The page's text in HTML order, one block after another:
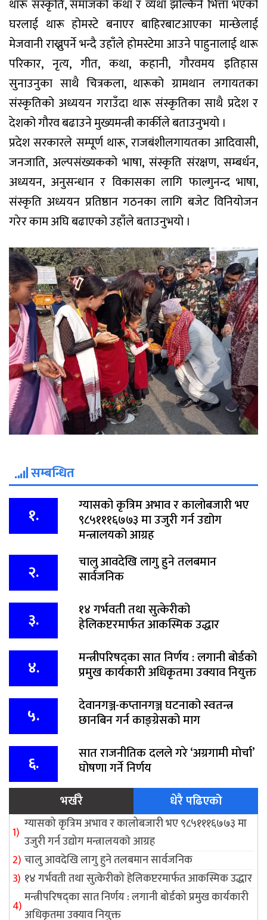
थारू संस्कृति, समाजको कथा र व्यथा झल्किने भित्ता भएको
घरलाई थारू होमस्टे बनाएर बाहिरबाटआएका मान्छेलाई
मेजवानी राख्नुपर्ने भन्दै उहाँले होमस्टेमा आउने पाहुनालाई थारू
परिकार, नृत्य, गीत, कथा, कहानी, गौरवमय इतिहास
सुनाउनुका साथै चित्रकला, थारूको ग्रामथान लगायतका
संस्कृतिको अध्ययन गराउँदा थारू संस्कृतिका साथै प्रदेश र
देशको गौरव बढाउने मुख्यमन्त्री कार्कीले बताउनुभयो ।
प्रदेश सरकारले सम्पूर्ण थारू, राजबंशीलगायतका आदिवासी,
जनजाति, अल्पसंख्यकको भाषा, संस्कृति संरक्षण, सम्बर्धन,
अध्ययन, अनुसन्धान र विकासका लागि फाल्गुनन्द भाषा,
संस्कृति अध्ययन प्रतिष्ठान गठनका लागि बजेट विनियोजन
गरेर काम अघि बढाएको उहाँले बताउनुभयो ।
सम्बन्धित
१. ग्यासको कृत्रिम अभाव र कालोबजारी भए
९८५१११६७७३ मा उजुरी गर्न उद्योग
मन्त्रालयकाे आग्रह
२. चालु आवदेखि लागु हुने तलबमान
सार्वजनिक
३. १४ गर्भवती तथा सुत्केरीको
हेलिकप्टरमार्फत आकस्मिक उद्धार
४. मन्त्रीपरिषद्का सात निर्णय : लगानी बोर्डको
प्रमुख कार्यकारी अधिकृतमा उक्याव नियुक्त
५. देवानगञ्ज-कप्तानगञ्ज घटनाको स्वतन्त्र
छानबिन गर्न काङ्ग्रेसको माग
६. सात राजनीतिक दलले गरे ‘अग्रगामी मोर्चा’
घोषणा गर्ने निर्णय
भर्खरै
धेरै पढिएको
ग्यासको कृत्रिम अभाव र कालोबजारी भए ९८५१११६७७३ मा
उजुरी गर्न उद्योग मन्त्रालयकाे आग्रह
चालु आवदेखि लागु हुने तलबमान सार्वजनिक
१४ गर्भवती तथा सुत्केरीको हेलिकप्टरमार्फत आकस्मिक उद्धार
मन्त्रीपरिषद्का सात निर्णय : लगानी बोर्डको प्रमुख कार्यकारी
अधिकृतमा उक्याव नियुक्त